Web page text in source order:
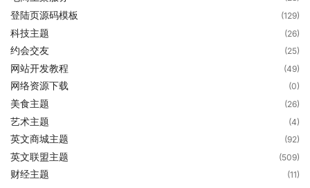
登陆页源码模板 (129)
科技主题 (26)
约会交友 (25)
网站开发教程 (49)
网络资源下载 (0)
美食主题 (26)
艺术主题 (4)
英文商城主题 (92)
英文联盟主题 (509)
财经主题 (11)